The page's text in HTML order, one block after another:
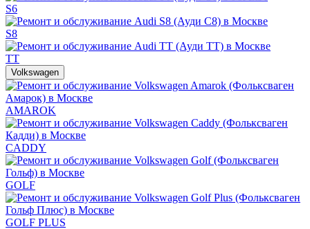
S6
S8
TT
Volkswagen
AMAROK
CADDY
GOLF
GOLF PLUS